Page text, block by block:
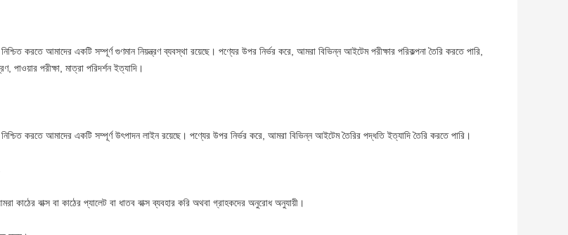
করতে আমাদের একটি সম্পূর্ণ গুণমান নিয়ন্ত্রণ ব্যবস্থা রয়েছে। পণ্যের উপর নির্ভর করে, আমরা বিভিন্ন আইটেম পরীক্ষার পরিকল্পনা তৈরি করতে পারি,
পাওয়ার পরীক্ষা, মাত্রা পরিদর্শন ইত্যাদি।
নিশ্চিত করতে আমাদের একটি সম্পূর্ণ উৎপাদন লাইন রয়েছে। পণ্যের উপর নির্ভর করে, আমরা বিভিন্ন আইটেম তৈরির পদ্ধতি ইত্যাদি তৈরি করতে পারি।
কাঠের বাক্স বা কাঠের প্যালেট বা ধাতব বাক্স ব্যবহার করি অথবা গ্রাহকদের অনুরোধ অনুযায়ী।